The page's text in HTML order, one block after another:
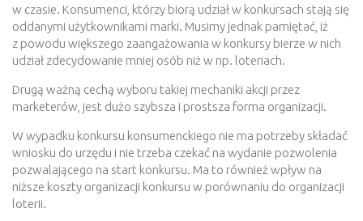
w czasie. Konsumenci, którzy biorą udział w konkursach stają się
oddanymi użytkownikami marki. Musimy jednak pamiętać, iż
z powodu większego zaangażowania w konkursy bierze w nich
udział zdecydowanie mniej osób niż w np. loteriach.
Drugą ważną cechą wyboru takiej mechaniki akcji przez
marketerów, jest dużo szybsza i prostsza forma organizacji.
W wypadku konkursu konsumenckiego nie ma potrzeby składać
wniosku do urzędu i nie trzeba czekać na wydanie pozwolenia
pozwalającego na start konkursu. Ma to również wpływ na
niższe koszty organizacji konkursu w porównaniu do organizacji
loterii.